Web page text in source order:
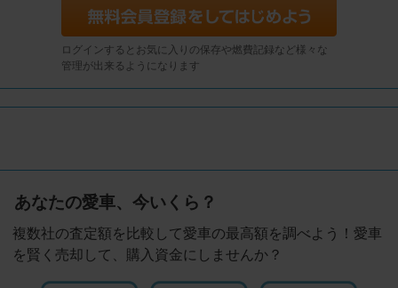
ログインするとお気に入りの保存や燃費記録など様々な
管理が出来るようになります
あなたの愛車、今いくら？
複数社の査定額を比較して愛車の最高額を調べよう！愛車
を賢く売却して、購入資金にしませんか？